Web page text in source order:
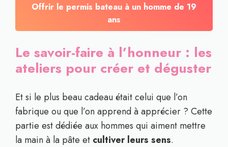
Offrir le permis bateau à un homme de 19
ans
Le savoir-faire à l’honneur : les
ateliers pour créer et déguster
Et si le plus beau cadeau était celui que l’on
fabrique ou que l’on apprend à apprécier ? Cette
partie est dédiée aux hommes qui aiment mettre
la main à la pâte et cultiver leurs sens.